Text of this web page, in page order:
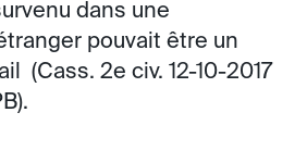
dans une
pouvait être un
(Cass. 2e civ. 12-10-2017